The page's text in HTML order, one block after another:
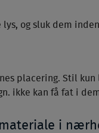
lys, og sluk dem
placering. Stil
ikke kan få fat i
i